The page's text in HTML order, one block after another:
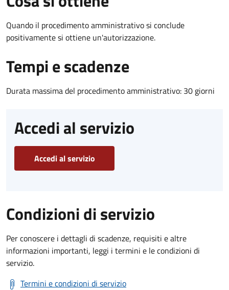
Quando il procedimento amministrativo si conclude
positivamente si ottiene un'autorizzazione.
Tempi e scadenze
Durata massima del procedimento amministrativo: 30 giorni
Accedi al servizio
Accedi al servizio
Condizioni di servizio
Per conoscere i dettagli di scadenze, requisiti e altre
informazioni importanti, leggi i termini e le condizioni di
servizio.
Termini e condizioni di servizio